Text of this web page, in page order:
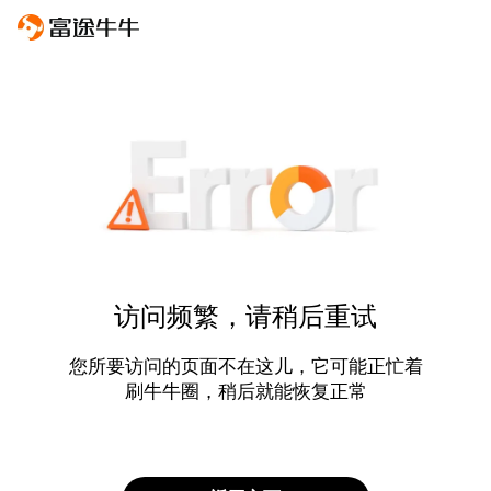
访问频繁，请稍后重试
您所要访问的页面不在这儿，它可能正忙着
刷牛牛圈，稍后就能恢复正常